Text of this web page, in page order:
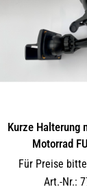
Kurze Halterung
Motorrad
Für Preise
Art.-Nr.: